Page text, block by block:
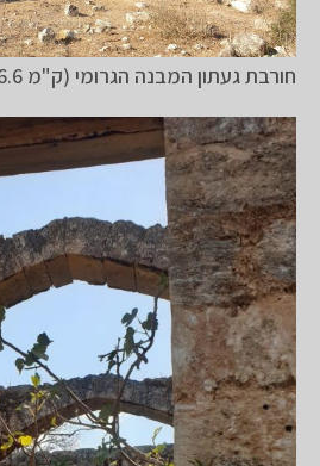
חורבת געתון המבנה הגרומי (ק"מ 16.6)